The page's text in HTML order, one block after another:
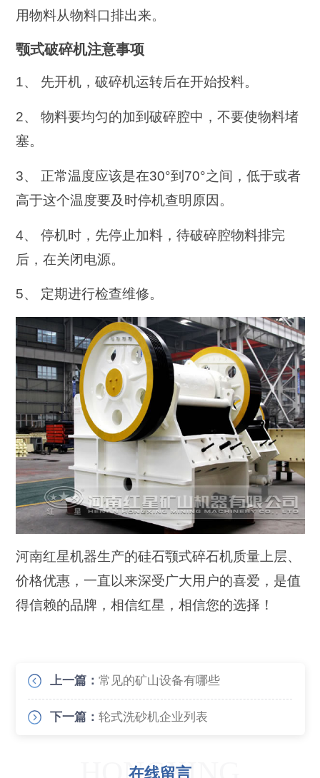
用物料从物料口排出来。
颚式破碎机注意事项
1、 先开机，破碎机运转后在开始投料。
2、 物料要均匀的加到破碎腔中，不要使物料堵
塞。
3、 正常温度应该是在30°到70°之间，低于或者
高于这个温度要及时停机查明原因。
4、 停机时，先停止加料，待破碎腔物料排完
后，在关闭电源。
5、 定期进行检查维修。
河南红星机器生产的硅石颚式碎石机质量上层、
价格优惠，一直以来深受广大用户的喜爱，是值
得信赖的品牌，相信红星，相信您的选择！
上一篇：常见的矿山设备有哪些
下一篇：轮式洗砂机企业列表
在线留言